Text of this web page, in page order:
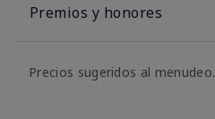
Premios y honores
Precios sugeridos al menudeo.